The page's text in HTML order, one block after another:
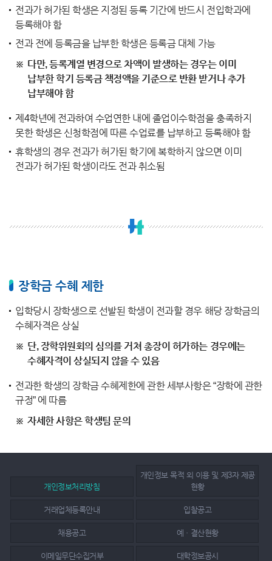
전과가 허가된 학생은 지정된 등록 기간에 반드시 전입학과에
등록해야 함
전과 전에 등록금을 납부한 학생은 등록금 대체 가능
다만, 등록계열 변경으로 차액이 발생하는 경우는 이미
납부한 학기 등록금 책정액을 기준으로 반환 받거나 추가
납부해야 함
제4학년에 전과하여 수업연한 내에 졸업이수학점을 충족하지
못한 학생은 신청학점에 따른 수업료를 납부하고 등록해야 함
휴학생의 경우 전과가 허가된 학기에 복학하지 않으면 이미
전과가 허가된 학생이라도 전과 취소됨
장학금 수혜 제한
입학당시 장학생으로 선발된 학생이 전과할 경우 해당 장학금의
수혜자격은 상실
단, 장학위원회의 심의를 거쳐 총장이 허가하는 경우에는
수혜자격이 상실되지 않을 수 있음
전과한 학생의 장학금 수혜제한에 관한 세부사항은 “장학에 관한
규정” 에 따름
자세한 사항은 학생팀 문의
개인정보처리방침
개인정보 목적 외 이용 및 제3자 제공
현황
거래업체등록안내 입찰공고
채용공고 예ㆍ결산현황
이메일무단수집거부 대학정보공시